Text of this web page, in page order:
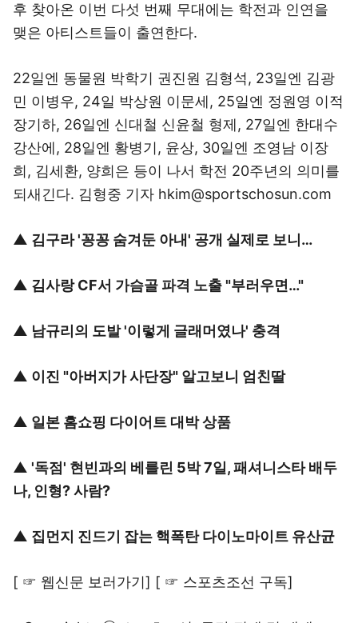
후 찾아온 이번 다섯 번째 무대에는 학전과 인연을
맺은 아티스트들이 출연한다.
22일엔 동물원 박학기 권진원 김형석, 23일엔 김광
민 이병우, 24일 박상원 이문세, 25일엔 정원영 이적
장기하, 26일엔 신대철 신윤철 형제, 27일엔 한대수
강산에, 28일엔 황병기, 윤상, 30일엔 조영남 이장
희, 김세환, 양희은 등이 나서 학전 20주년의 의미를
되새긴다. 김형중 기자 hkim@sportschosun.com
▲ 김구라 '꽁꽁 숨겨둔 아내' 공개 실제로 보니…
▲ 김사랑 CF서 가슴골 파격 노출 "부러우면…"
▲ 남규리의 도발 '이렇게 글래머였나' 충격
▲ 이진 "아버지가 사단장" 알고보니 엄친딸
▲ 일본 홈쇼핑 다이어트 대박 상품
▲ '독점' 현빈과의 베를린 5박 7일, 패셔니스타 배두
나, 인형? 사람?
▲ 집먼지 진드기 잡는 핵폭탄 다이노마이트 유산균
[ ☞ 웹신문 보러가기] [ ☞ 스포츠조선 구독]